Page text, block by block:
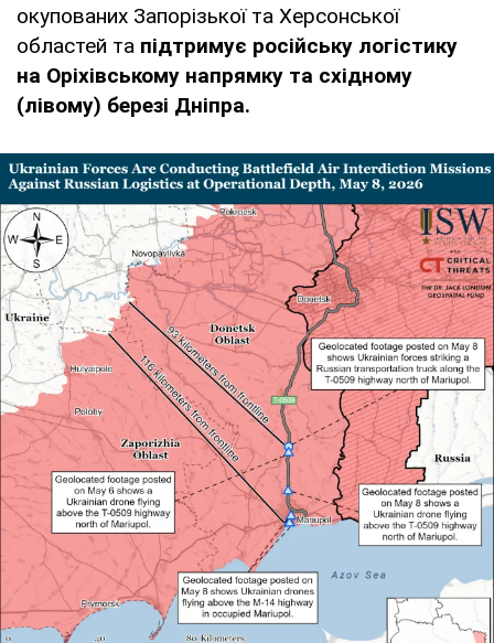
окупованих Запорізької та Херсонської
областей та підтримує російську логістику
на Оріхівському напрямку та східному
(лівому) березі Дніпра.